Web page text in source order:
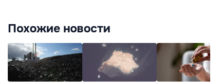
Похожие новости